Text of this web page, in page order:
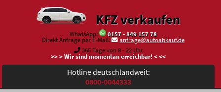
KFZ verkaufen
WhatsApp:
0157 - 849 157 78
Direkt Anfrage per E-Mail:
anfrage@autoabkauf.de
365 Tage von 8 - 22 Uhr
>> > Wir sind momentan erreichbar! < <<
Hotline deutschlandweit:
0800-0044333